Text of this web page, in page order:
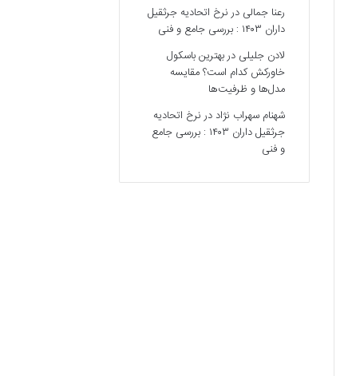
رعنا جمالی درنرخ اتحادیه جرثقیل
داران ۱۴۰۳ : بررسی جامع و فنی
لادن جلیلی دربهترین باسکول
خاورکش کدام است؟ مقایسه
مدل‌ها و ظرفیت‌ها
شهنام سهراب نژاد درنرخ اتحادیه
جرثقیل داران ۱۴۰۳ : بررسی جامع
و فنی